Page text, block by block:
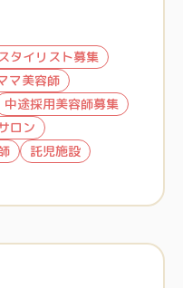
スタイリスト募集
マ美容師
中途採用美容師募集
ロン
託児施設